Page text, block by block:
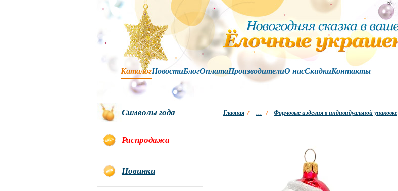
КаталогНовостиБлогОплатаПроизводителиО насСкидкиКонтакты
Главная / … / Формовые изделия в индивидуальной упаковке
Символы года
Распродажа
Новинки